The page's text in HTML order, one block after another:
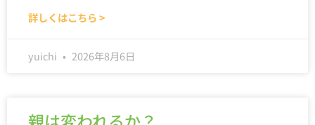
詳しくはこちら >
yuichi 2026年8月6日